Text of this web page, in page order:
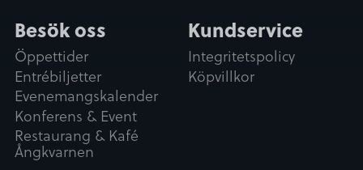
Besök oss
Öppettider
Entrébiljetter
Evenemangskalender
Konferens & Event
Restaurang & Kafé
Ångkvarnen
Kundservice
Integritetspolicy
Köpvillkor